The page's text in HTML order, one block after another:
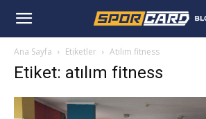
Ana Sayfa Etiketler Atılım fitness
Etiket: atılım fitness